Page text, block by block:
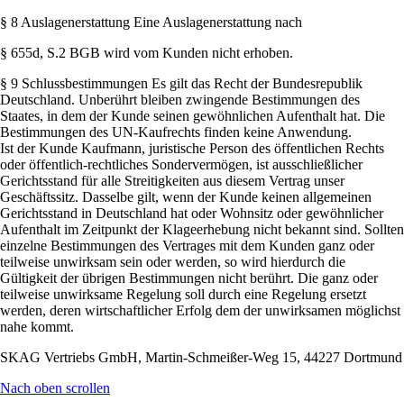
§ 8 Auslagenerstattung Eine Auslagenerstattung nach
§ 655d, S.2 BGB wird vom Kunden nicht erhoben.
§ 9 Schlussbestimmungen Es gilt das Recht der Bundesrepublik
Deutschland. Unberührt bleiben zwingende Bestimmungen des
Staates, in dem der Kunde seinen gewöhnlichen Aufenthalt hat. Die
Bestimmungen des UN-Kaufrechts finden keine Anwendung.
Ist der Kunde Kaufmann, juristische Person des öffentlichen Rechts
oder öffentlich-rechtliches Sondervermögen, ist ausschließlicher
Gerichtsstand für alle Streitigkeiten aus diesem Vertrag unser
Geschäftssitz. Dasselbe gilt, wenn der Kunde keinen allgemeinen
Gerichtsstand in Deutschland hat oder Wohnsitz oder gewöhnlicher
Aufenthalt im Zeitpunkt der Klageerhebung nicht bekannt sind. Sollten
einzelne Bestimmungen des Vertrages mit dem Kunden ganz oder
teilweise unwirksam sein oder werden, so wird hierdurch die
Gültigkeit der übrigen Bestimmungen nicht berührt. Die ganz oder
teilweise unwirksame Regelung soll durch eine Regelung ersetzt
werden, deren wirtschaftlicher Erfolg dem der unwirksamen möglichst
nahe kommt.
SKAG Vertriebs GmbH, Martin-Schmeißer-Weg 15, 44227 Dortmund
Nach oben scrollen